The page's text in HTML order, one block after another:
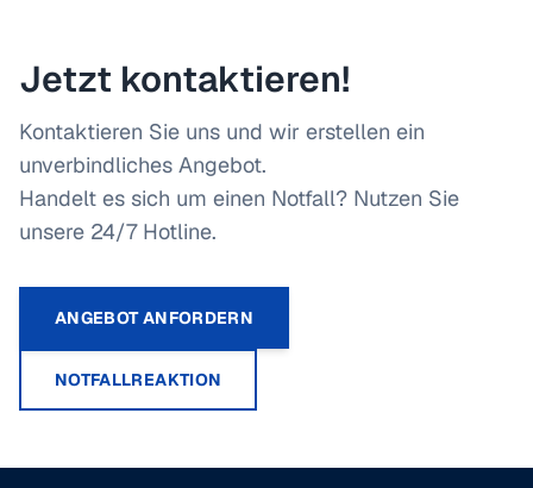
Jetzt kontaktieren!
Kontaktieren Sie uns und wir erstellen ein
unverbindliches Angebot.
Handelt es sich um einen Notfall? Nutzen Sie
unsere 24/7 Hotline.
ANGEBOT ANFORDERN
NOTFALLREAKTION